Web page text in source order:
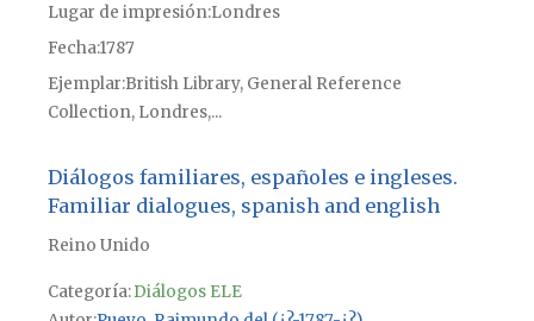
Lugar de impresiónLondres
Fecha1787
Ejemplar British Library, General Reference
Collection, Londres,...
Diálogos familiares, españoles e ingleses.
Familiar dialogues, spanish and english
Reino Unido
Categoría:Diálogos ELE